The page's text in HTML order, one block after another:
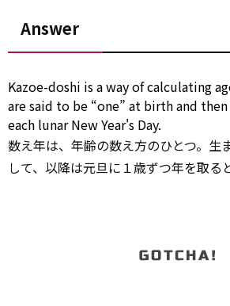
Answer
Kazoe-doshi is a way of calculating
are said to be “one” at birthand then
each lunar New Year's Day.
数え年は、年齢の数え方のひとつ。生
して、以降は元旦に１歳ずつ年を取る